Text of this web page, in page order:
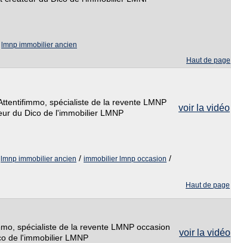
lmnp immobilier ancien
Haut de page
voir la vidéo
spécialiste de la revente LMNP
du Dico de l'immobilier LMNP
lmnp immobilier ancien / immobilier lmnp occasion /
Haut de page
voir la vidéo
spécialiste de la revente LMNP occasion
de l'immobilier LMNP